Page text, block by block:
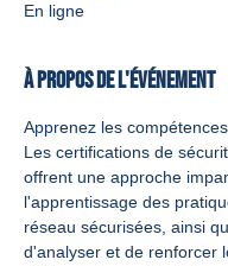
En ligne
À propos de l'événement
Apprenez les
Les certifications de
offrent une approche
l'apprentissage des
réseau sécurisées, ainsi
d'analyser et de renforcer